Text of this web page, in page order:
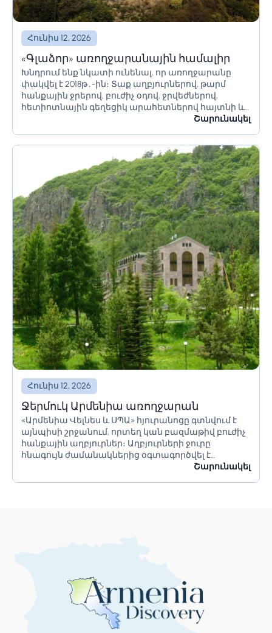
Հունիս 12, 2026
«Գլաձոր» առողջարանային համալիր
Խնդրում ենք նկատի ունենալ, որ առողջարանը
փակվել է 2018թ․-ին։ Տաք աղբյուրներով, թարմ
հանքային ջրերով, բուժիչ օդով, ջրվեժներով,
հետիոտնային գեղեցիկ արահետներով հայտնի և
խիտ անտառներով շրջապատված ՋերմուկՇարունակել
Հունիս 12, 2026
Ջերմուկ Արմենիա առողջարան
«Արմենիա Վելնես և ՍՊԱ» հյուրանոցը գտնվում է
այնպիսի շրջանում, որտեղ կան բազմաթիվ բուժիչ
հանքային աղբյուրներ։ Աղբյուրների ջուրը
հնագույն ժամանակներից օգտագործվել է
բուժական նպատակներով։ Այդ պատճառովՇարունակել